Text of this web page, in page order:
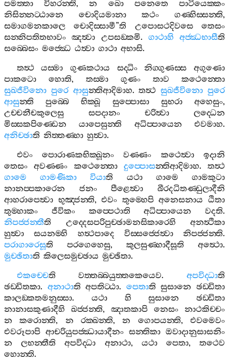
පමත‍්තා
විහරන‍්ති,න ඛො පනෙතෙ
පාටියෙක‍්කං
නිසින‍්නට‍්ඨානෙ
චොදියමානා කථං ගණ‍්හිස‍්සන‍්ති,
සමාගමනකාලෙ
චොදිස‍්සාමී”ති උපොසථදිවසෙ
තෙසං
සන‍්නිපතිතභාවං ඤත්‍වා උපසඞ‍්කමි. ගාථාහි අජ‍්ඣභාසීති
සබ‍්බෙසං මජ‍්ඣෙ ඨත්‍වා ගාථා අභාසි.
තත්‍ථ
යස‍්මා ගුණකථාය සද‍්ධිං නිග‍්ගුණස‍්ස
අගුණො
පාකටො
හොති, තස‍්මා ගුණං තාව
කථෙන‍්තො
සුඛජීවිනො පුරෙ ආසුන‍්තිආදිමාහ.තත්‍ථ සුඛජීවිනො පුරෙ
ආසුන‍්ති පුබ‍්බෙ භික‍්ඛූ සුප‍්පොසා සුභරා අහෙසුං,
උච‍්චනීචකුලෙසු
සපදානං චරිත්‍වා
ලද‍්ධෙන
මිස‍්සකපිණ‍්ඩෙන
යාපෙසුන‍්ති අධිප‍්පායෙන එවමාහ.
අනිච‍්ඡාති නිත‍්තණ‍්හා හුත්‍වා.
එවං
පොරාණකභික‍්ඛූනං වණ‍්ණං කථෙත්‍වා
ඉදානි
තෙසං
අවණ‍්ණං කථෙන‍්තො දුප‍්පොසන‍්තිආදිමාහ. තත්‍ථ
ගාමෙ
ගාමණිකා වියාති යථා ගාමෙ
ගාමකුටා
නානප‍්පකාරෙන
ජනං පීළෙත්‍වා
ඛීරදධිතණ‍්ඩුලාදීනි
ආහරාපෙත්‍වා භුඤ‍්ජන‍්ති,එවං තුම‍්හෙපි අනෙසනාය ඨිතා
තුම‍්හාකං
ජීවිකං කප‍්පෙථාති අධිප‍්පායෙන වදති.
නිපජ‍්ජන‍්තීති උද‍්දෙසපරිපුච‍්ඡාමනසිකාරෙහි
අනත්‍ථිකා
හුත්‍වා
සයනම‍්හි හත්‍ථපාදෙ විස‍්සජ‍්ජෙත්‍වා නිපජ‍්ජන‍්ති.
පරාගාරෙසූති පරගෙහෙසු, කුලසුණ‍්හාදීසූති අත්‍ථො.
මුච‍්ඡිතාති කිලෙසමුච‍්ඡාය මුච‍්ඡිතා.
එකච‍්චෙති වත‍්තබ‍්බයුත‍්තකෙයෙව. අපවිද‍්ධාති
ඡඩ‍්ඩිතකා. අනාථාති අපතිට‍්ඨා. පෙතාති සුසානෙ ඡඩ‍්ඩිතා
කාලඞ‍්කතමනුස‍්සා. යථා හි සුසානෙ
ඡඩ‍්ඩිතා
නානාසකුණාදීහි
ඛජ‍්ජන‍්ති, ඤාතකාපි නෙසං
නාථකිච‍්චං
න
කරොන‍්ති, න රක‍්ඛන‍්ති,න ගොපයන‍්ති,එවමෙවං
එවරූපාපි ආචරියුපජ‍්ඣායාදීනං සන‍්තිකා ඔවාදානුසාසනිං
න
ලභන‍්තීති අපවිද‍්ධා අනාථා, යථා පෙතා,තථෙව
හොන‍්ති.